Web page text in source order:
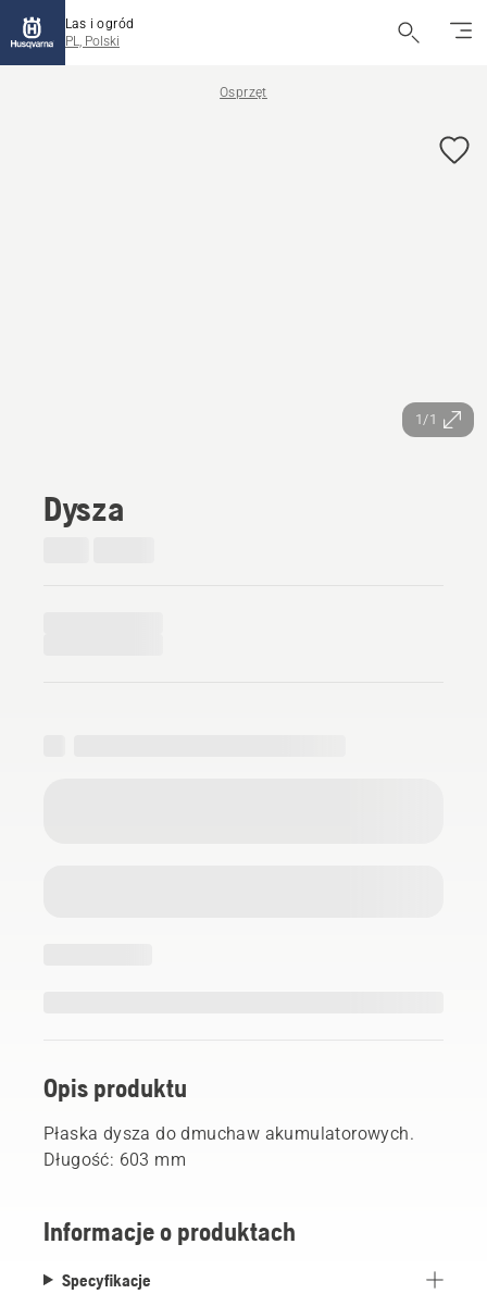
Las i ogród
PL, Polski
Osprzęt
1/1
Dysza
Opis produktu
Płaska dysza do dmuchaw akumulatorowych.
Długość: 603 mm
Informacje o produktach
Specyfikacje